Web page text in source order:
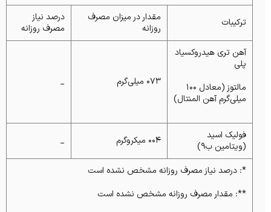
ترکیبات
مقدار در میزان مصرف
روزانه
درصد نیاز
مصرف روزانه
آهن تری هیدروکسیاد
پلی
مالتوز (معادل ۱۰۰
میلی‌گرم آهن المنتال)
۰۷۳ میلی‌گرم _
فولیک اسید
(ویتامین ب۹)
۰۰۴ میکروگرم _
*: درصد نیاز مصرف روزانه مشخص نشده است
**: مقدار مصرف روزانه مشخص نشده است